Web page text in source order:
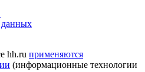
данных
hh.ru применяются
(информационные технологии